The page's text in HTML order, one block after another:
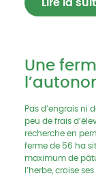
Lire la
Une
Pas d’engrais ni
peu de frais
recherche en
ferme de 56 ha
maximum de
l’herbe, croise